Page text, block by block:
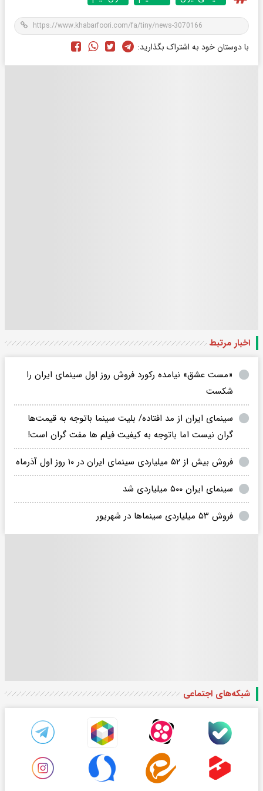
با دوستان خود به اشتراک بگذارید:
اخبار مرتبط
«مست عشق» نیامده رکورد فروش روز اول سینمای ایران را
شکست
سینمای ایران از مد افتاده/ بلیت سینما باتوجه به قیمت‌ها
گران نیست اما باتوجه به کیفیت فیلم ها مفت گران است!
فروش بیش از ۵۲ میلیاردی سینمای ایران در ۱۰ روز اول آذرماه
سینمای ایران ۵۰۰ میلیاردی شد
فروش ۵۳ میلیاردی سینماها در شهریور
شبکه‌های اجتماعی